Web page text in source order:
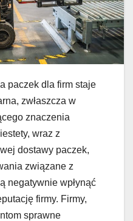
paczek dla firm staje
zwłaszcza w
znaczenia
wraz z
dostawy paczek,
związane z
negatywnie wpłynąć
firmy. Firmy,
sprawne